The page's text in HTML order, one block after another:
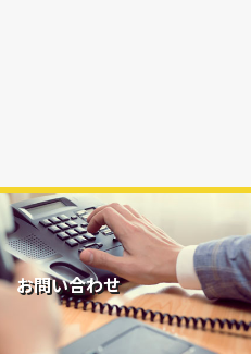
お問い合わせ